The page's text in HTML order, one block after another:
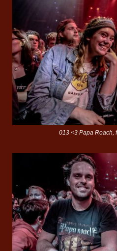
013 <3 Papa Roach,